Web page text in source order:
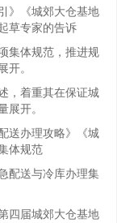
《城郊大仓基地
草专家的告诉
体规范，推进规
开。
着重其在保证城
展开。
办理攻略》《城
体规范
送与冷库办理集
届城郊大仓基地